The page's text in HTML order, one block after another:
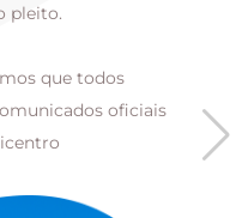
pleito.
que todos
oficiais